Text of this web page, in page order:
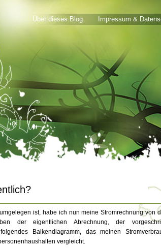
Über dieses Blog Impressum &
ist, habe ich nun meine Stromrechnung von
der eigentlichen Abrechnung, der
Balkendiagramm, das meinen
vergleicht.